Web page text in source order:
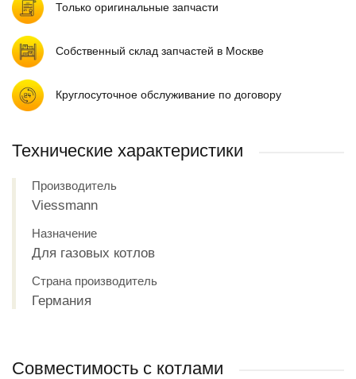
Только оригинальные запчасти
Собственный склад запчастей в Москве
Круглосуточное обслуживание по договору
Технические характеристики
Производитель
Viessmann
Назначение
Для газовых котлов
Страна производитель
Германия
Совместимость с котлами